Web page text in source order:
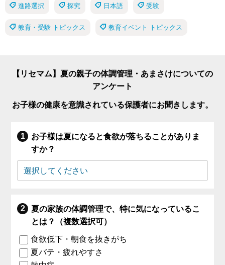
進路選択 探究 日本語 受験
教育・受験 トピックス 教育イベント トピックス
【リセマム】夏の親子の体調管理・あまさけについての
アンケート
お子様の健康を意識されている保護者にお聞きします。
お子様は夏になると食欲が落ちることがありま
すか？
夏の家族の体調管理で、特に気になっているこ
とは？（複数選択可）
食欲低下・朝食を抜きがち
夏バテ・疲れやすさ